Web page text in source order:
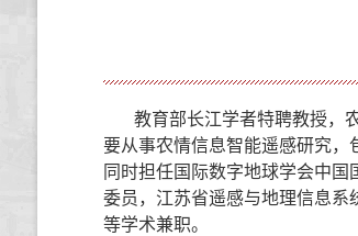
教育部长江学者特聘教授，
要从事农情信息智能遥感研究，
同时担任国际数字地球学会中国
委员， 江苏省遥感与地理信息系
等学术兼职。